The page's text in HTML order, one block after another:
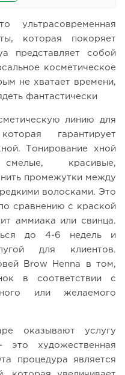
которая покоряет
представляет собой
косметическое
не хватает времени,
фантастически
линию для
гарантирует
Тонирование хной
красивые,
промежутки между
волосками. Это
сравнению с краской
аммиака или свинца.
до 4-6 недель и
для клиентов.
Brow Henna в том,
в соответствии с
или желаемого
оказывают услугу
это художественная
процедура является